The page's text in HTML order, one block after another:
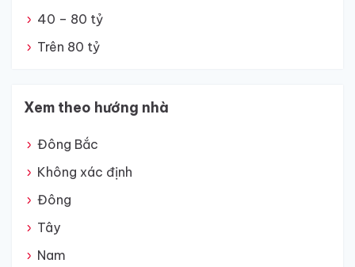
40 – 80 tỷ
Trên 80 tỷ
Xem theo hướng nhà
Đông Bắc
Không xác định
Đông
Tây
Nam